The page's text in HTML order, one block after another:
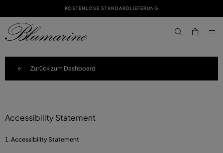
KOSTENLOSE STANDARDLIEFERUNG
Zurück zum Dashboard
Accessibility Statement
Accessibility Statement